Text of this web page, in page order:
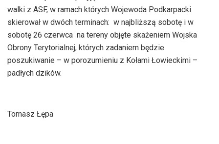
dźwiękowych
walki z ASF, w ramach których Wojewoda Podkarpacki
skierował w dwóch terminach: w najbliższą sobotę i w
sobotę 26 czerwca na tereny objęte skażeniem Wojska
Obrony Terytorialnej, których zadaniem będzie
poszukiwanie – w porozumieniu z Kołami Łowieckimi –
padłych dzików.
Tomasz Łępa